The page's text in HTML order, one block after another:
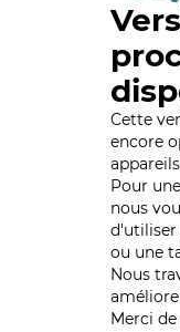
Cette
encore
Pour
nous
d'utiliser
ou une
Nous
Merci